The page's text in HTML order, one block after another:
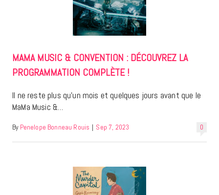
MAMA MUSIC & CONVENTION : DÉCOUVREZ LA
PROGRAMMATION COMPLÈTE !
Il ne reste plus qu’un mois et quelques jours avant que le
MaMa Music &…
0
By Penelope Bonneau Rouis | Sep 7, 2023